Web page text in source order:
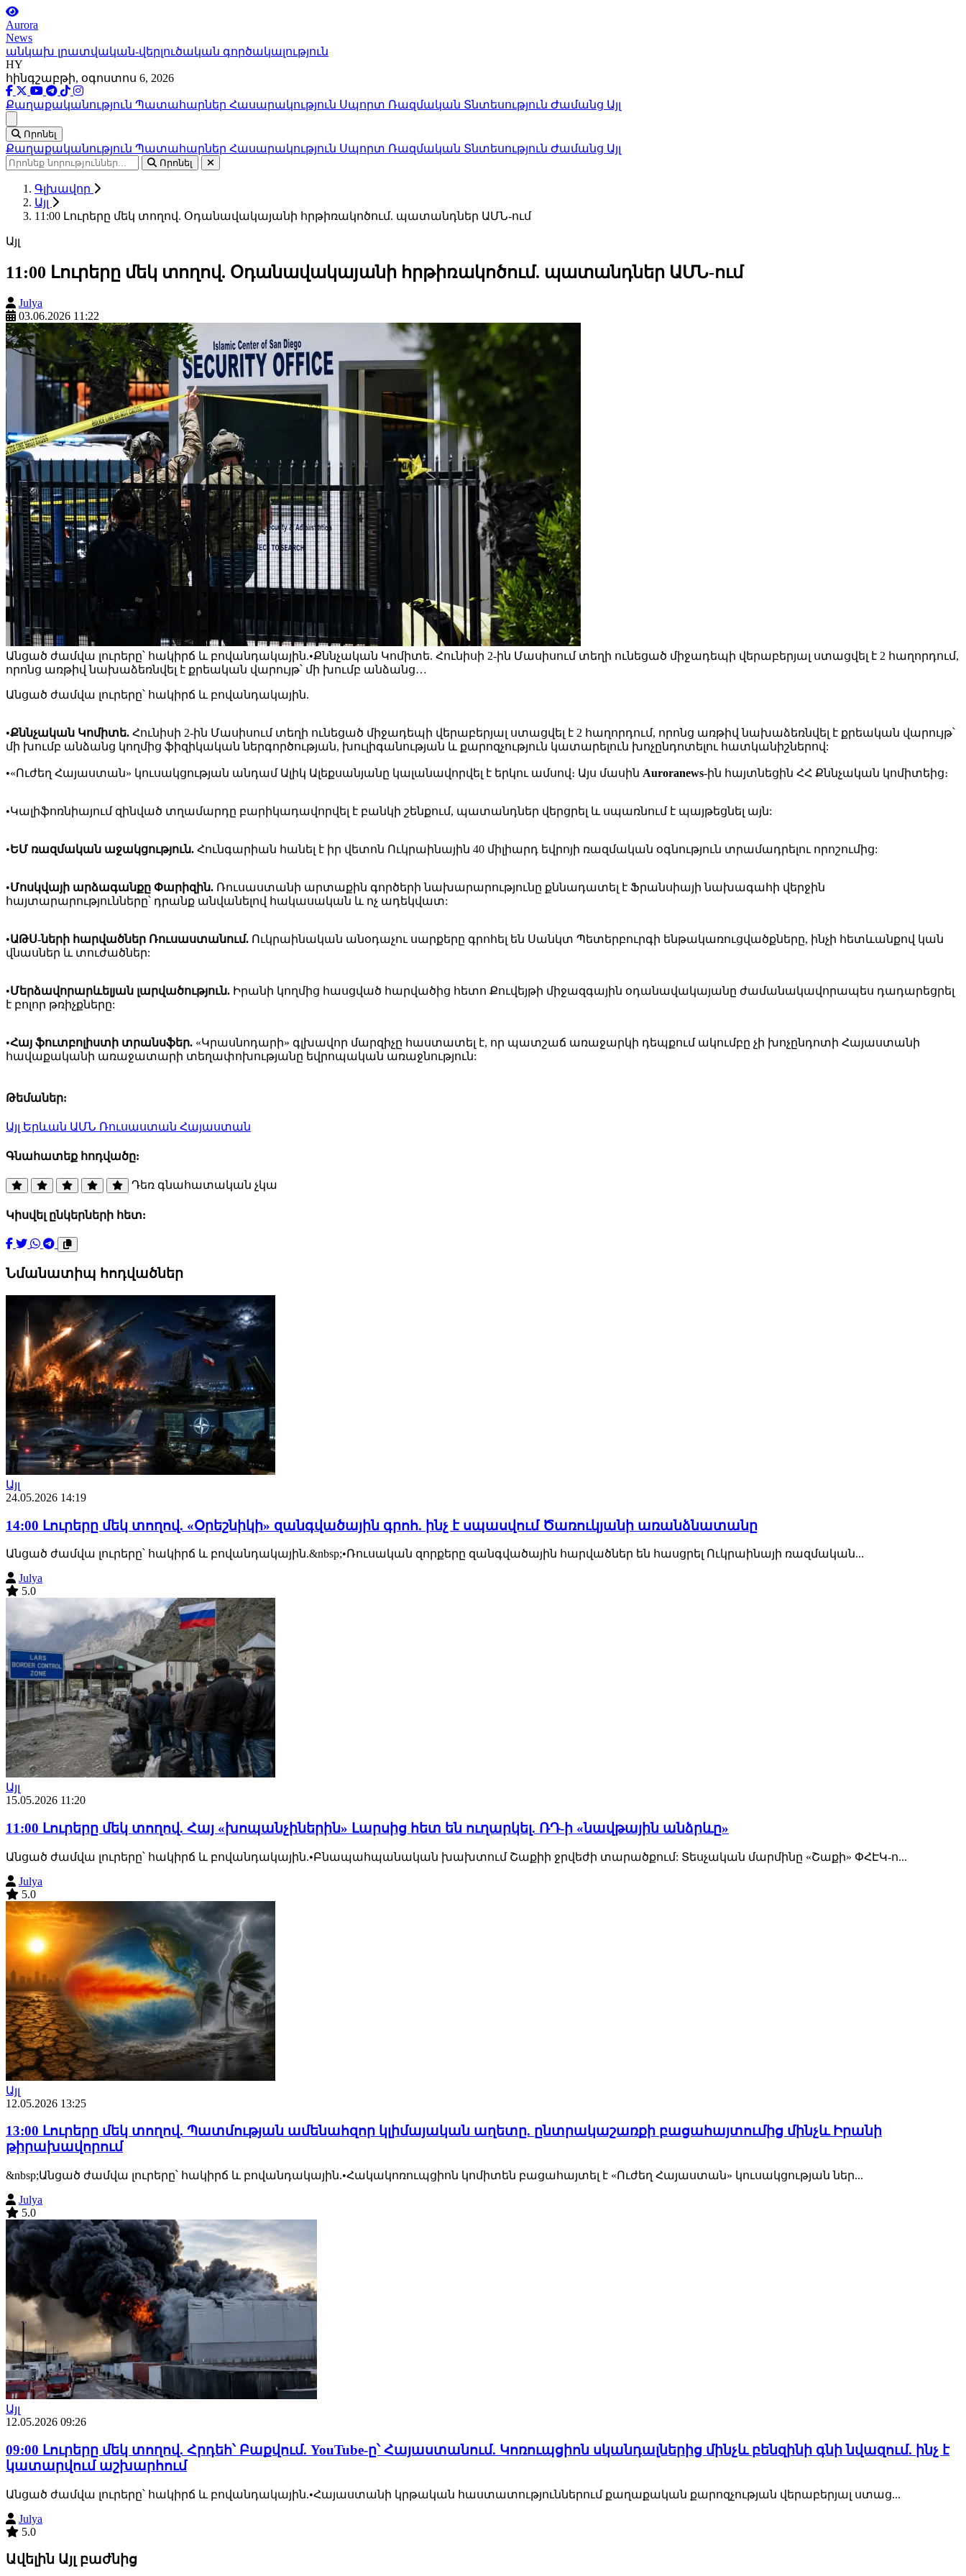
Aurora
News
անկախ լրատվական-վերլուծական գործակալություն
HY
հինգշաբթի, օգոստոս 6, 2026
Քաղաքականություն Պատահարներ Հասարակություն Սպորտ Ռազմական Տնտեսություն Ժամանց Այլ
Որոնել
Քաղաքականություն Պատահարներ Հասարակություն Սպորտ Ռազմական Տնտեսություն Ժամանց Այլ
Որոնել
Գլխավոր
Այլ
11:00 Լուրերը մեկ տողով. Օդանավակայանի հրթիռակոծում. պատանդներ ԱՄՆ-ում
Այլ
11:00 Լուրերը մեկ տողով. Օդանավակայանի հրթիռակոծում. պատանդներ ԱՄՆ-ում
Julya
03.06.2026 11:22
Անցած ժամվա լուրերը՝ հակիրճ և բովանդակային.•Քննչական Կոմիտե. Հունիսի 2-ին Մասիսում տեղի ունեցած միջադեպի վերաբերյալ ստացվել է 2 հաղորդում,
որոնց առթիվ նախաձեռնվել է քրեական վարույթ՝ մի խումբ անձանց…
Անցած ժամվա լուրերը՝ հակիրճ և բովանդակային.
•Քննչական Կոմիտե. Հունիսի 2-ին Մասիսում տեղի ունեցած միջադեպի վերաբերյալ ստացվել է 2 հաղորդում, որոնց առթիվ նախաձեռնվել է քրեական վարույթ՝
մի խումբ անձանց կողմից ֆիզիկական ներգործության, խուլիգանության և քարոզչություն կատարելուն խոչընդոտելու հատկանիշներով:
•«Ուժեղ Հայաստան» կուսակցության անդամ Ալիկ Ալեքսանյանը կալանավորվել է երկու ամսով։ Այս մասին Auroranews-ին հայտնեցին ՀՀ Քննչական կոմիտեից։
•Կալիֆոռնիայում զինված տղամարդը բարիկադավորվել է բանկի շենքում, պատանդներ վերցրել և սպառնում է պայթեցնել այն:
•ԵՄ ռազմական աջակցություն. Հունգարիան հանել է իր վետոն Ուկրաինային 40 միլիարդ եվրոյի ռազմական օգնություն տրամադրելու որոշումից:
•Մոսկվայի արձագանքը Փարիզին. Ռուսաստանի արտաքին գործերի նախարարությունը քննադատել է Ֆրանսիայի նախագահի վերջին
հայտարարությունները՝ դրանք անվանելով հակասական և ոչ ադեկվատ:
•ԱԹՍ-ների հարվածներ Ռուսաստանում. Ուկրաինական անօդաչու սարքերը գրոհել են Սանկտ Պետերբուրգի ենթակառուցվածքները, ինչի հետևանքով կան
վնասներ և տուժածներ:
•Մերձավորարևելյան լարվածություն. Իրանի կողմից հասցված հարվածից հետո Քուվեյթի միջազգային օդանավակայանը ժամանակավորապես դադարեցրել
է բոլոր թռիչքները:
•Հայ ֆուտբոլիստի տրանսֆեր. «Կրասնոդարի» գլխավոր մարզիչը հաստատել է, որ պատշաճ առաջարկի դեպքում ակումբը չի խոչընդոտի Հայաստանի
հավաքականի առաջատարի տեղափոխությանը եվրոպական առաջնություն:
Թեմաներ:
Այլ Երևան ԱՄՆ Ռուսաստան Հայաստան
Գնահատեք հոդվածը:
Դեռ գնահատական չկա
Կիսվել ընկերների հետ:
Նմանատիպ հոդվածներ
Այլ
24.05.2026 14:19
14:00 Լուրերը մեկ տողով. «Օրեշնիկի» զանգվածային գրոհ. ինչ է սպասվում Ծառուկյանի առանձնատանը
Անցած ժամվա լուրերը՝ հակիրճ և բովանդակային.&nbsp;•Ռուսական զորքերը զանգվածային հարվածներ են հասցրել Ուկրաինայի ռազմական...
Julya
5.0
Այլ
15.05.2026 11:20
11:00 Լուրերը մեկ տողով. Հայ «խոպանչիներին» Լարսից հետ են ուղարկել. ՌԴ-ի «նավթային անձրևը»
Անցած ժամվա լուրերը՝ հակիրճ և բովանդակային.•Բնապահպանական խախտում Շաքիի ջրվեժի տարածքում: Տեսչական մարմինը «Շաքի» ՓՀԷԿ-ո...
Julya
5.0
Այլ
12.05.2026 13:25
13:00 Լուրերը մեկ տողով. Պատմության ամենահզոր կլիմայական աղետը. ընտրակաշառքի բացահայտումից մինչև Իրանի
թիրախավորում
&nbsp;Անցած ժամվա լուրերը՝ հակիրճ և բովանդակային.•Հակակոռուպցիոն կոմիտեն բացահայտել է «Ուժեղ Հայաստան» կուսակցության ներ...
Julya
5.0
Այլ
12.05.2026 09:26
09:00 Լուրերը մեկ տողով. Հրդեհ՝ Բաքվում. YouTube-ը՝ Հայաստանում. Կոռուպցիոն սկանդալներից մինչև բենզինի գնի նվազում. ինչ է
կատարվում աշխարհում
Անցած ժամվա լուրերը՝ հակիրճ և բովանդակային.•Հայաստանի կրթական հաստատություններում քաղաքական քարոզչության վերաբերյալ ստաց...
Julya
5.0
Ավելին Այլ բաժնից